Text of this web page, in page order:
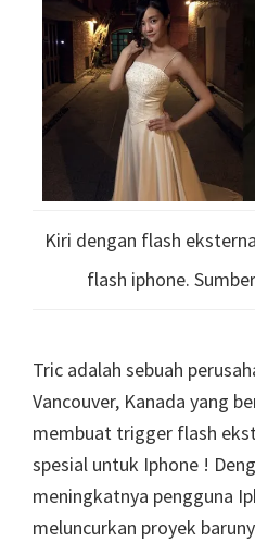
Kiri dengan flash
flash iphone.
Tric adalah sebuah
Vancouver, Kanada yang
membuat trigger flash
spesial untuk Iphone !
meningkatnya pengguna
meluncurkan proyek